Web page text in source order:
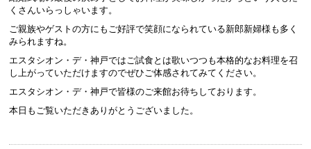
くさんいらっしゃいます。
ご親族やゲストの方にもご好評で笑顔になられている新郎新婦様も多く
みられますね。
エスタシオン・デ・神戸ではご試食とは歌いつつも本格的なお料理を召
し上がっていただけますのでぜひご体感されてみてください。
エスタシオン・デ・神戸で皆様のご来館お待ちしております。
本日もご覧いただきありがとうございました。